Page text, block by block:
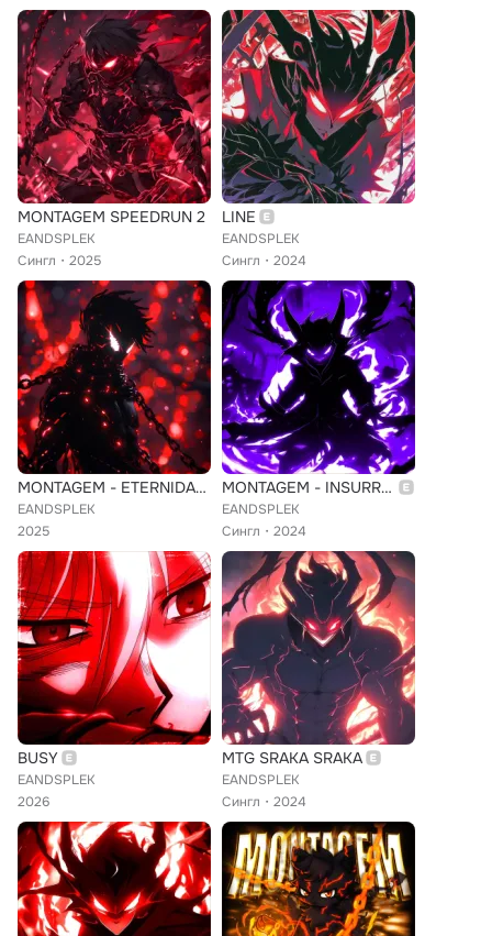
MONTAGEM SPEEDRUN 2
EANDSPLEK
Сингл
2025
LINE
EANDSPLEK
Сингл
2024
MONTAGEM - ETERNIDADE DE ENERGIA
EANDSPLEK
2025
MONTAGEM - INSURREIÇÃO (Super slowed)
EANDSPLEK
Сингл
2024
BUSY
EANDSPLEK
2026
MTG SRAKA SRAKA
EANDSPLEK
Сингл
2024